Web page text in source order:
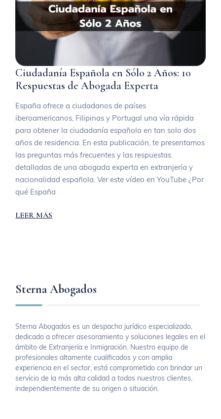
Ciudadanía Española en Sólo 2 Años: 10
Respuestas de Abogada Experta
España ofrece a ciudadanos de países
iberoamericanos, Filipinas y Portugal una vía rápida
para obtener la ciudadanía española en tan solo dos
años de residencia. En esta publicación, te presentamos
las preguntas más frecuentes y las respuestas
detalladas de una abogada experta en extranjería y
nacionalidad española. Ver este vídeo en YouTube ¿Por
qué España
LEER MÁS
Sterna Abogados
Sterna Abogados es un despacho jurídico especializado,
dedicado a ofrecer asesoramiento y soluciones legales en el
ámbito de Extranjería e Inmigración. Nuestro equipo de
profesionales altamente cualificados y con amplia
experiencia en el sector, está comprometido con brindar un
servicio de la más alta calidad a todos nuestros clientes,
independientemente de su origen o situación.